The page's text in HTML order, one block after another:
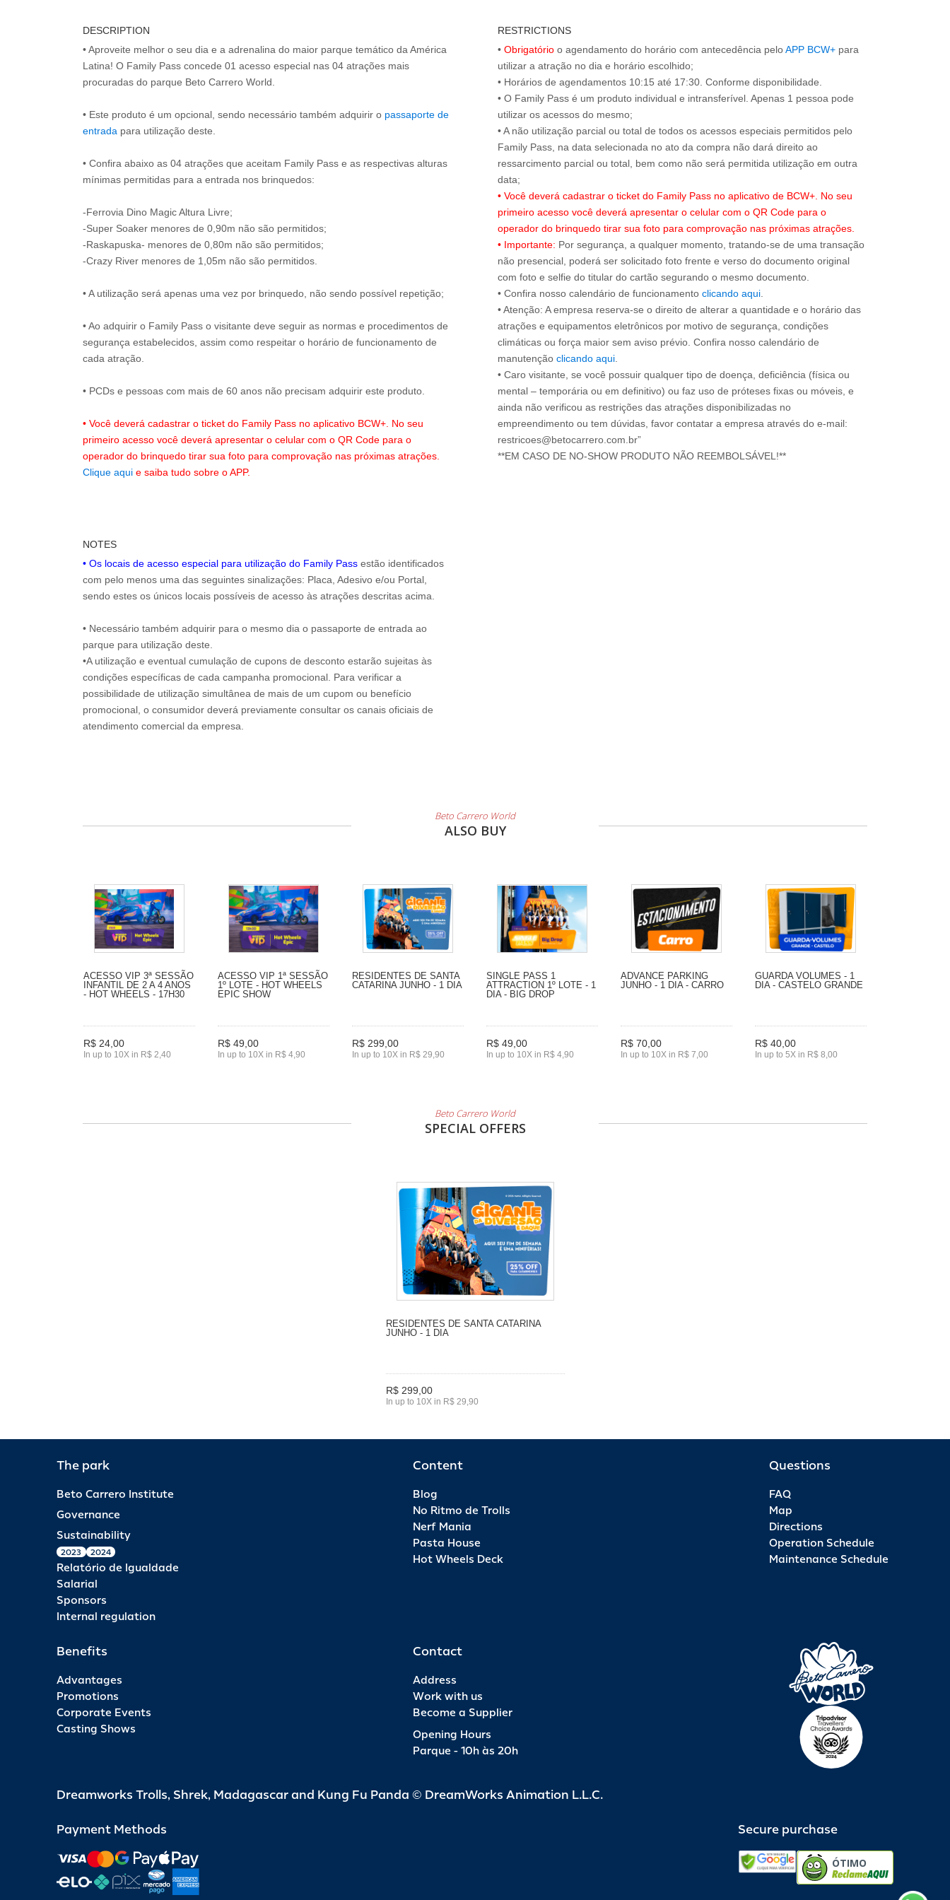
DESCRIPTION
• Aproveite melhor o seu dia e a adrenalina do maior parque temático da América
Latina! O Family Pass concede 01 acesso especial nas 04 atrações mais
procuradas do parque Beto Carrero World.
• Este produto é um opcional, sendo necessário também adquirir o passaporte de
entrada para utilização deste.
• Confira abaixo as 04 atrações que aceitam Family Pass e as respectivas alturas
mínimas permitidas para a entrada nos brinquedos:
-Ferrovia Dino Magic Altura Livre;
-Super Soaker menores de 0,90m não são permitidos;
-Raskapuska- menores de 0,80m não são permitidos;
-Crazy River menores de 1,05m não são permitidos.
• A utilização será apenas uma vez por brinquedo, não sendo possível repetição;
• Ao adquirir o Family Pass o visitante deve seguir as normas e procedimentos de
segurança estabelecidos, assim como respeitar o horário de funcionamento de
cada atração.
• PCDs e pessoas com mais de 60 anos não precisam adquirir este produto.
• Você deverá cadastrar o ticket do Family Pass no aplicativo BCW+. No seu
primeiro acesso você deverá apresentar o celular com o QR Code para o
operador do brinquedo tirar sua foto para comprovação nas próximas atrações.
Clique aqui e saiba tudo sobre o APP.
NOTES
• Os locais de acesso especial para utilização do Family Pass estão identificados
com pelo menos uma das seguintes sinalizações: Placa, Adesivo e/ou Portal,
sendo estes os únicos locais possíveis de acesso às atrações descritas acima.
• Necessário também adquirir para o mesmo dia o passaporte de entrada ao
parque para utilização deste.
•A utilização e eventual cumulação de cupons de desconto estarão sujeitas às
condições específicas de cada campanha promocional. Para verificar a
possibilidade de utilização simultânea de mais de um cupom ou benefício
promocional, o consumidor deverá previamente consultar os canais oficiais de
atendimento comercial da empresa.
RESTRICTIONS
• Obrigatório o agendamento do horário com antecedência peloAPP BCW+ para
utilizar a atração no dia e horário escolhido;
• Horários de agendamentos 10:15 até 17:30. Conforme disponibilidade.
• O Family Pass é um produto individual e intransferível. Apenas 1 pessoa pode
utilizar os acessos do mesmo;
• A não utilização parcial ou total de todos os acessos especiais permitidos pelo
Family Pass, na data selecionada no ato da compra não dará direito ao
ressarcimento parcial ou total, bem como não será permitida utilização em outra
• Você deverá cadastrar o ticket do Family Pass no aplicativo de BCW+. No seu
primeiro acesso você deverá apresentar o celular com o QR Code para o
operador do brinquedo tirar sua foto para comprovação nas próximas atrações.
• Importante: Por segurança, a qualquer momento, tratando-se de uma transação
não presencial, poderá ser solicitado foto frente e verso do documento original
com foto e selfie do titular do cartão segurando o mesmo documento.
• Confira nosso calendário de funcionamento clicando aqui.
• Atenção: A empresa reserva-se o direito de alterar a quantidade e o horário das
atrações e equipamentos eletrônicos por motivo de segurança, condições
climáticas ou força maior sem aviso prévio. Confira nosso calendário de
manutenção clicando aqui.
• Caro visitante, se você possuir qualquer tipo de doença, deficiência (física ou
mental – temporária ou em definitivo) ou faz uso de próteses fixas ou móveis, e
ainda não verificou as restrições das atrações disponibilizadas no
empreendimento ou tem dúvidas, favor contatar a empresa através do e-mail:
restricoes@betocarrero.com.br”
**EM CASO DE NO-SHOW PRODUTO NÃO REEMBOLSÁVEL!**
Beto Carrero World
ALSO BUY
ACESSO VIP 3ª SESSÃO
INFANTIL DE 2 A 4 ANOS
- HOT WHEELS - 17H30
R$ 24,00
In up to 10X in R$ 2,40
ACESSO VIP 1ª SESSÃO
1º LOTE - HOT WHEELS
EPIC SHOW
R$ 49,00
In up to 10X in R$ 4,90
RESIDENTES DE SANTA
CATARINA JUNHO - 1 DIA
R$ 299,00
In up to 10X in R$ 29,90
SINGLE PASS 1
ATTRACTION 1º LOTE - 1
DIA - BIG DROP
R$ 49,00
In up to 10X in R$ 4,90
ADVANCE PARKING
JUNHO - 1 DIA - CARRO
R$ 70,00
In up to 10X in R$ 7,00
GUARDA VOLUMES - 1
DIA - CASTELO GRANDE
R$ 40,00
In up to 5X in R$ 8,00
Beto Carrero World
SPECIAL OFFERS
RESIDENTES DE SANTA CATARINA
JUNHO - 1 DIA
R$ 299,00
In up to 10X in R$ 29,90
The park
Beto Carrero Institute
Governance
Sustainability
2023 2024
Relatório de Igualdade
Salarial
Sponsors
Internal regulation
Content
Blog
No Ritmo de Trolls
Nerf Mania
Pasta House
Hot Wheels Deck
Questions
FAQ
Map
Directions
Operation Schedule
Maintenance Schedule
Benefits
Advantages
Promotions
Corporate Events
Casting Shows
Contact
Address
Work with us
Become a Supplier
Opening Hours
Parque - 10h às 20h
Dreamworks Trolls, Shrek, Madagascar and Kung Fu Panda © DreamWorks Animation L.L.C.
Payment Methods Secure purchase
ÓTIMO